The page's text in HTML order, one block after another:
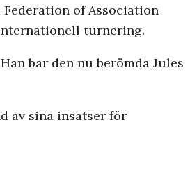
of Association
turnering.
bar den nu berömda Jules
av sina insatser för